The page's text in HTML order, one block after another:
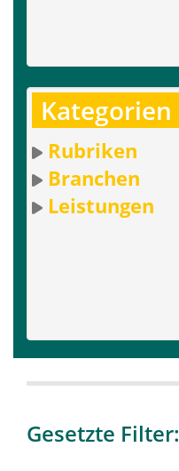
Kategorien
Rubriken
Branchen
Leistungen
Gesetzte Filter: